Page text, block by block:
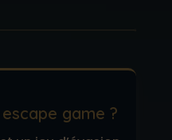
escape game ?